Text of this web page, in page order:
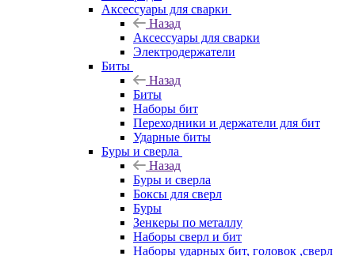
Аксессуары для сварки
Назад
Аксессуары для сварки
Электродержатели
Биты
Назад
Биты
Наборы бит
Переходники и держатели для бит
Ударные биты
Буры и сверла
Назад
Буры и сверла
Боксы для сверл
Буры
Зенкеры по металлу
Наборы сверл и бит
Наборы ударных бит, головок ,сверл